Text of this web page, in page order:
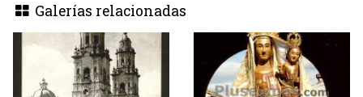
Galerías relacionadas